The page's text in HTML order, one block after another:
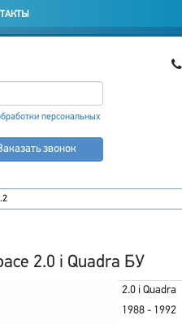
персональных
звонок
2.0 i Quadra БУ
2.0 i Quadra
1988 - 1992